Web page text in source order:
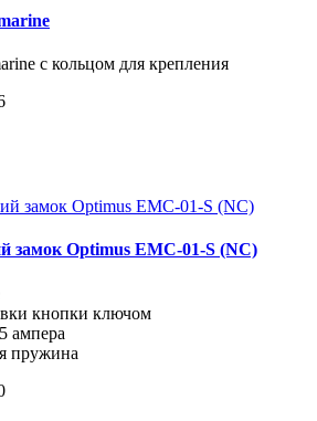
с кольцом для крепления
замок Optimus EMC-01-S (NC)
кнопки ключом
ампера
пружина